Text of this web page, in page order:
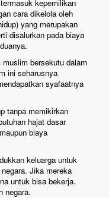
kepemilikan
cara dikelola oleh
yang merupakan
disalurkan pada biaya
bersekutu dalam
ini seharusnya
syafaatnya
tanpa memikirkan
hajat dasar
biaya
keluarga untuk
Jika mereka
untuk bisa bekerja.
negara.